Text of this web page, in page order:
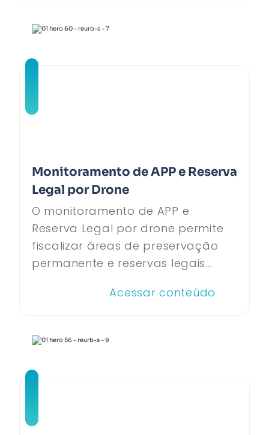
Monitoramento de APP e Reserva
Legal por Drone
O monitoramento de APP e
Reserva Legal por drone permite
fiscalizar áreas de preservação
permanente e reservas legais...
Acessar conteúdo